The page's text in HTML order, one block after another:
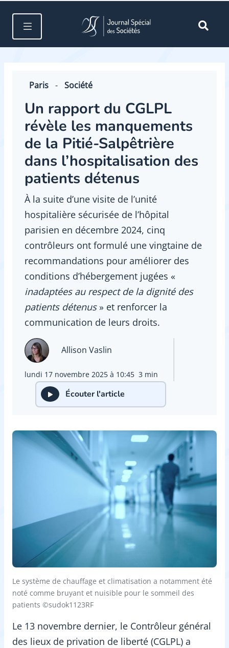
Paris - Société
Un rapport du CGLPL
révèle les manquements
de la Pitié-Salpêtrière
dans l’hospitalisation des
patients détenus
À la suite d’une visite de l’unité
hospitalière sécurisée de l’hôpital
parisien en décembre 2024, cinq
contrôleurs ont formulé une vingtaine de
recommandations pour améliorer des
conditions d’hébergement jugées «
inadaptées au respect de la dignité des
patients détenus » et renforcer la
communication de leurs droits.
Allison Vaslin
lundi 17 novembre 2025 à 10:45 3 min
Écouter l'article
Le système de chauffage et climatisation a notamment été
noté comme bruyant et nuisible pour le sommeil des
patients ©sudok1123RF
Le 13 novembre dernier, le Contrôleur général
des lieux de privation de liberté (CGLPL) a